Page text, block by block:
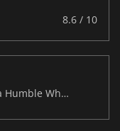
8.6 / 10
Rilassatevi con i migliori 9 giochi della Humble Wholesome Snack 2025